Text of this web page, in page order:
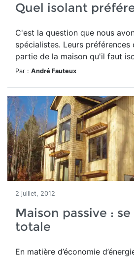
Quel isolant
C'est la question que nous
spécialistes. Leurs préférences
partie de la maison qu'il faut
Par : André Fauteux
2 juillet, 2012
Maison passive :
totale
En matière d’économie